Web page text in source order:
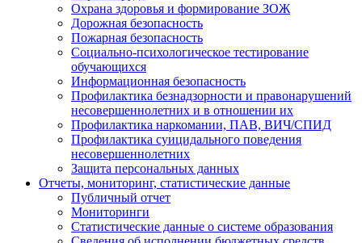
Охрана здоровья и формирование ЗОЖ
Дорожная безопасность
Пожарная безопасность
Социально-психологическое тестирование
обучающихся
Информационная безопасность
Профилактика безнадзорности и правонарушений
несовершеннолетних и в отношении их
Профилактика наркомании, ПАВ, ВИЧ/СПИД
Профилактика суицидального поведения
несовершеннолетних
Защита персональных данных
Отчеты, мониторинг, статистические данные
Публичный отчет
Мониторинги
Статистические данные о системе образования